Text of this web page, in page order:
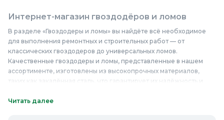
Интернет-магазин гвоздодёров и ломов
В разделе «Гвоздодеры и ломы» вы найдёте всё необходимое
для выполнения ремонтных и строительных работ — от
классических гвоздодеров до универсальных ломов.
Качественные гвоздодеры и ломы, представленные в нашем
ассортименте, изготовлены из высокопрочных материалов,
таких как закалённая сталь, что гарантирует их надёжность и
удобной рукояткой, облегчающей работу, а также ломы с
Читать далее